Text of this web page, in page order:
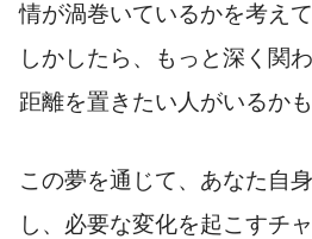
情が渦巻いているかを考え
しかしたら、もっと深く関
距離を置きたい人がいるか
この夢を通じて、あなた自
し、必要な変化を起こすチ